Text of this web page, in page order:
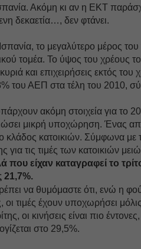
Ακόμη κι αν η ΕΚΤ
δεκαετία…, δεν φτάνει.
το μεγαλύτερο μέρος του
τομέα. Το ύψος του χρέους
και επιχειρήσεις εκτός
του ΑΕΠ στα τέλη του 2010,
ακόμη στοιχεία για το
μικρή υποχώρηση. Ένας
ο κλάδος κατοικιών. Σύμφωνα με
για τις τιμές των κατοικιών
που είχαν καταγραφεί το
21,7%.
να θυμόμαστε ότι, ενώ η
οι τιμές έχουν υποχωρήσει
οι κινήσεις είναι πιο
στο 29,5%.